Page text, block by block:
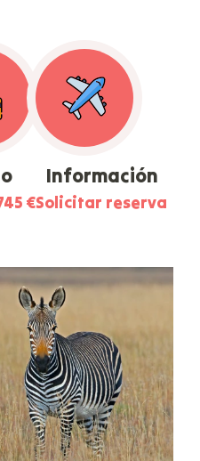
€
Información
Solicitar reserva